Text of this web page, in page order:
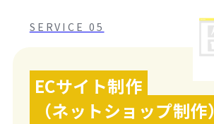
SERVICE 05
ECサイト制作
（ネットショップ制作）